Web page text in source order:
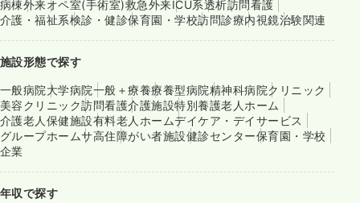
病棟外来オペ室(手術室)救急外来ICU系透析訪問看護
介護・福祉系検診・健診保育園・学校訪問診療内視鏡治験関連
施設形態で探す
一般病院大学病院一般＋療養療養型病院精神科病院クリニック
美容クリニック訪問看護介護施設特別養護老人ホーム
介護老人保健施設有料老人ホームデイケア・デイサービス
グループホームサ高住障がい者施設健診センター保育園・学校
企業
年収で探す